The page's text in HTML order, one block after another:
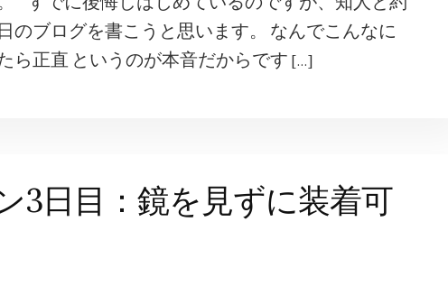
のブログを書こうと思います。 なんでこんなに
ら正直 というのが本音だからです […]
3日目：鏡を見ずに装着可